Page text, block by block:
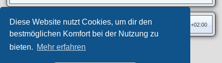
Diese Website nutzt Cookies, um dir den
bestmöglichen Komfort bei der Nutzung zu
bieten. Mehr erfahren
Foren-Übersicht Alle Zeiten sind UTC+02:00
Privates Forum ©